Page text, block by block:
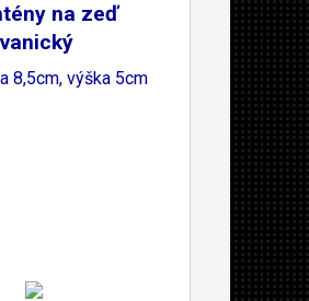
na zeď
8,5cm, výška 5cm